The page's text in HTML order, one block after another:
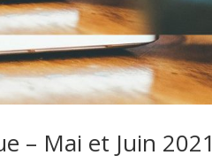
– Mai et Juin 2021